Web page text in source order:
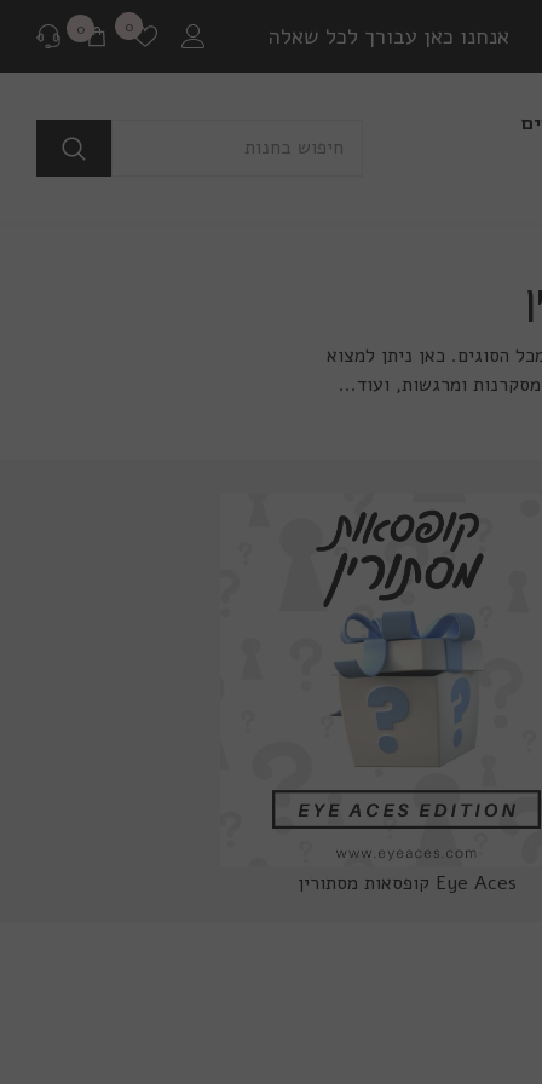
אנחנו כאן עבורך לכל שאלה 0 רשימת
משאלות
0
0
פריטים
בכל שאלה או התלבטות ניתן ליצור איתנו קשר במגוון
משלוח שמתעכב, ניתן ליצור איתנו קשר ישיר באמצעות
Whatsapp עם כל שאלה או בעיה.
לשליחת הודעה
הסוגים. כאן ניתן למצוא
ומרגשות, ועוד...
Eye Aces קופסאות מסתורין